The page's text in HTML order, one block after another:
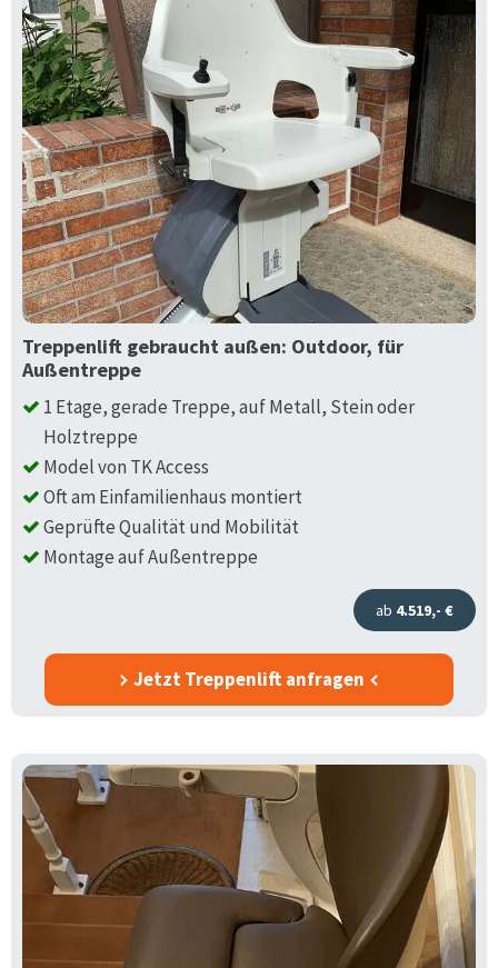
Treppenlift gebraucht außen: Outdoor, für
Außentreppe
1 Etage, gerade Treppe, auf Metall, Stein oder
Holztreppe
Model von TK Access
Oft am Einfamilienhaus montiert
Geprüfte Qualität und Mobilität
Montage auf Außentreppe
ab 4.519,- €
Jetzt Treppenlift anfragen